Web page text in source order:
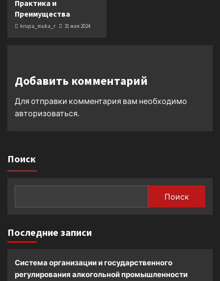
Практика и
Преимущества
krupa_muka_r 31 мая 2024
Добавить комментарий
Для отправки комментария вам необходимо
авторизоваться.
Поиск
Поиск
Последние записи
Система организации и государственного
регулирования алкогольной промышленности